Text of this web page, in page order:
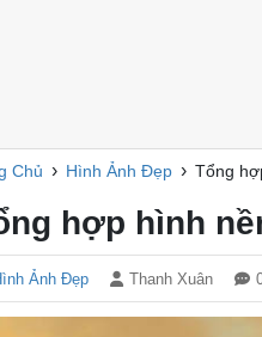
Chủ › Hình Ảnh Đẹp › Tổng
hợp hình
Ảnh Đẹp Thanh Xuân